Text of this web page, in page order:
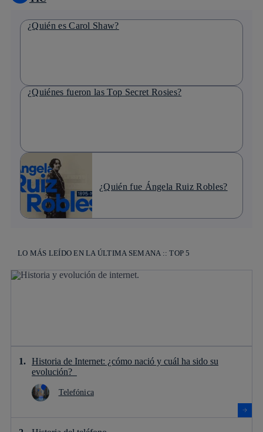
¿Quién es Carol Shaw?
¿Quiénes fueron las Top Secret Rosies?
¿Quién fue Ángela Ruiz Robles?
LO MÁS LEÍDO EN LA ÚLTIMA SEMANA :: TOP 5
Historia de Internet: ¿cómo nació y cuál ha sido su
evolución?
Telefónica